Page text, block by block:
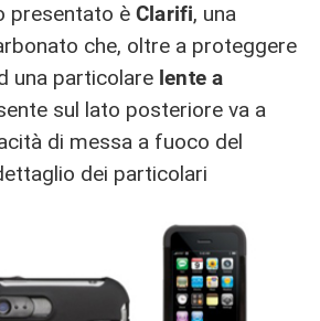
presentato è Clarifi, una
che, oltre a proteggere
una particolare lente a
sul lato posteriore va a
di messa a fuoco del
dei particolari